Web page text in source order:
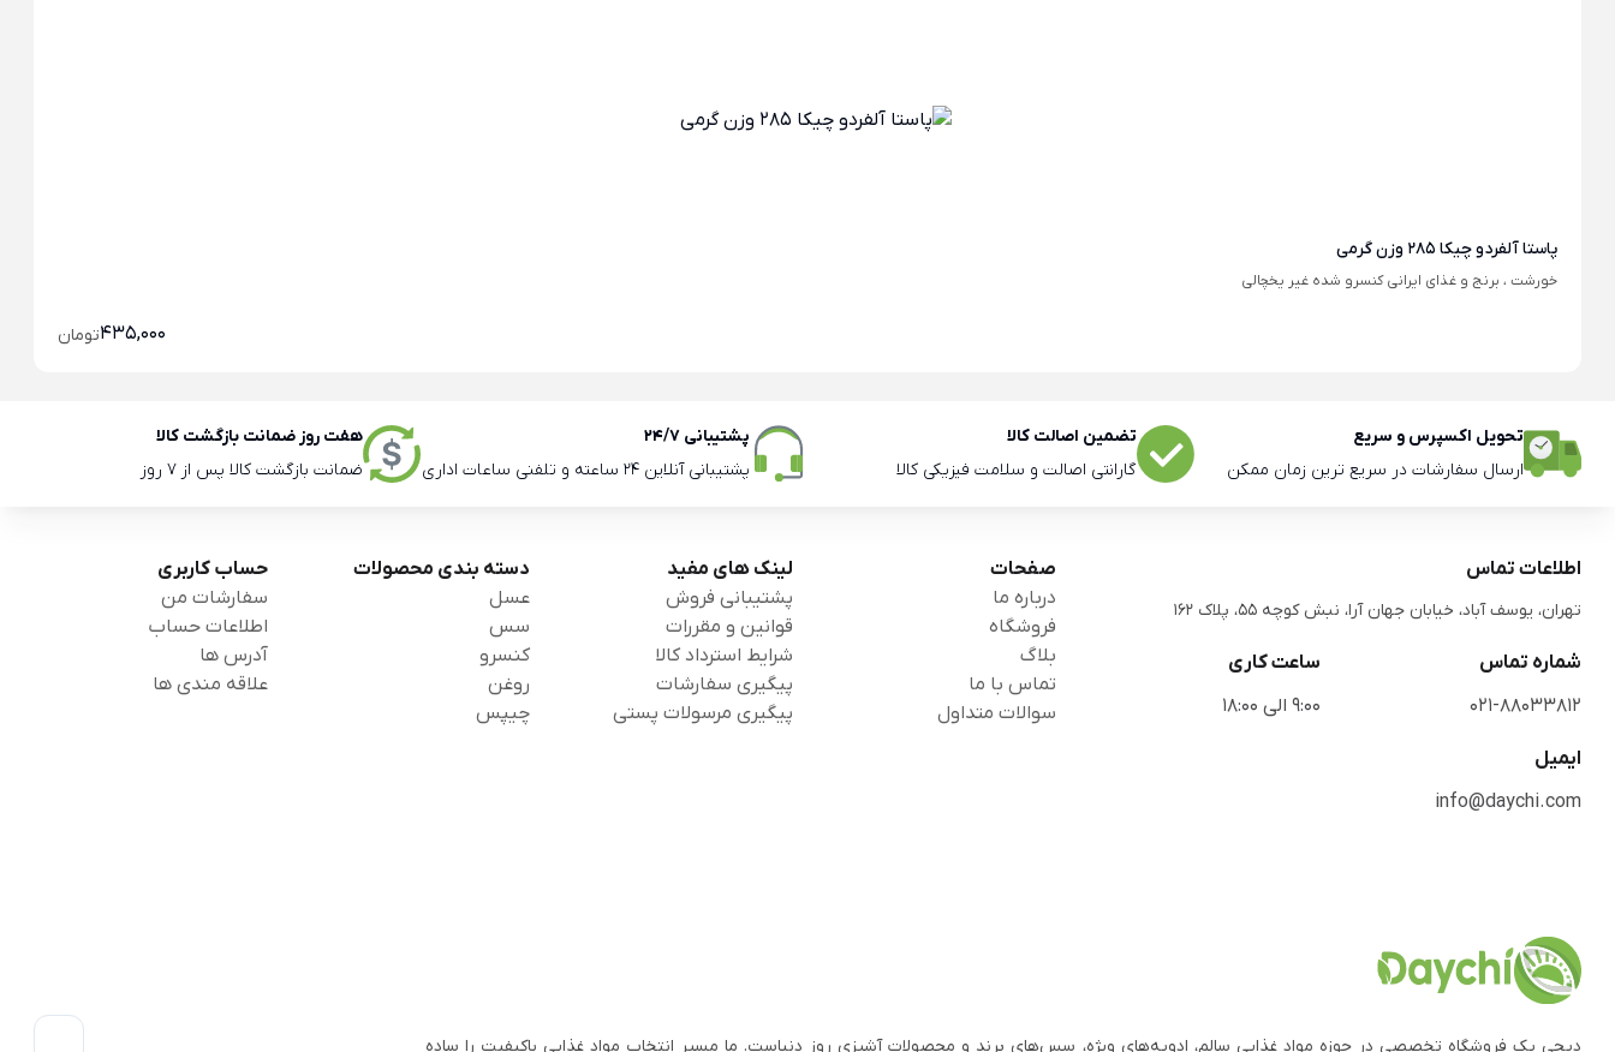
پاستا آلفردو چیکا 285 وزن گرمی
خورشت ، برنج و غذای ایرانی کنسرو شده غیر یخچالی
435,000تومان
تحویل اکسپرس و سریع
ارسال سفارشات در سریع ترین زمان ممکن
تضمین اصالت کالا
گارانتی اصالت و سلامت فیزیکی کالا
پشتیبانی 24/7
پشتیبانی آنلاین 24 ساعته و تلفنی ساعات اداری
هفت روز ضمانت بازگشت کالا
ضمانت بازگشت کالا پس از 7 روز
اطلاعات تماس
تهران، یوسف آباد، خیابان جهان آرا، نبش کوچه 55، پلاک 162
شماره تماس
021-88033812
ساعت کاری
9:00 الی 18:00
ایمیل
info@daychi.com
صفحات
درباره ما
فروشگاه
بلاگ
تماس با ما
سوالات متداول
لینک های مفید
پشتیبانی فروش
قوانین و مقررات
شرایط استرداد کالا
پیگیری سفارشات
پیگیری مرسولات پستی
دسته بندی محصولات
عسل
سس
کنسرو
روغن
چیپس
حساب کاربری
سفارشات من
اطلاعات حساب
آدرس ها
علاقه مندی ها
دیچی یک فروشگاه تخصصی در حوزه مواد غذایی سالم، ادویه‌های ویژه، سس‌های برند و محصولات آشپزی روز دنیاست. ما مسیر انتخاب مواد غذایی باکیفیت را ساده